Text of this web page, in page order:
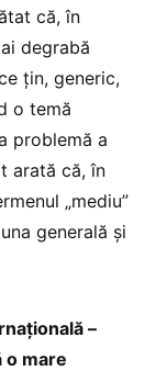
că, în
degrabă
țin, generic,
o temă
problemă a
arată că, în
„mediu”
generală și
–
o mare